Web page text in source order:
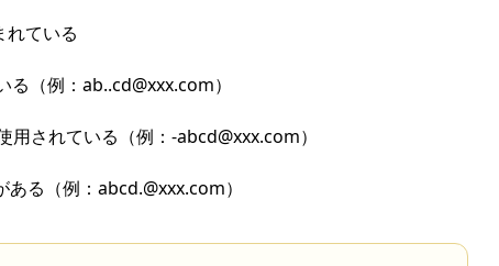
れている
る（例：ab..cd@xxx.com）
用されている（例：-abcd@xxx.com）
る（例：abcd.@xxx.com）